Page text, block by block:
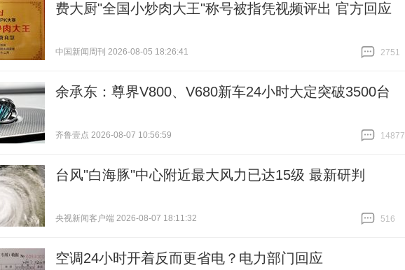
费大厨"全国小炒肉大王"称号被指凭视频评出 官方回应
中国新闻周刊 2026-08-05 18:26:41
2751
余承东：尊界V800、V680新车24小时大定突破3500台
齐鲁壹点 2026-08-07 10:56:59
14877
台风"白海豚"中心附近最大风力已达15级 最新研判
央视新闻客户端 2026-08-07 18:11:32
516
空调24小时开着反而更省电？电力部门回应